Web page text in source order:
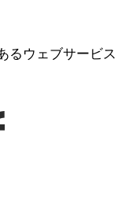
るウェブサービス